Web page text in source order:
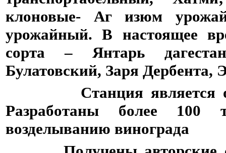
клоновые- Аг изюм
урожайный. В настоящее
сорта – Янтарь
Булатовский, Заря Дербента,
Станция является
Разработаны более 100
возделыванию винограда